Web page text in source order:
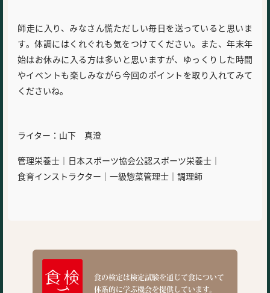
師走に入り、みなさん慌ただしい毎日を送っていると思いま
す。体調にはくれぐれも気をつけてください。また、年末年
始はお休みに入る方は多いと思いますが、ゆっくりした時間
やイベントも楽しみながら今回のポイントを取り入れてみて
くださいね。
ライター：山下 真澄
管理栄養士｜日本スポーツ協会公認スポーツ栄養士｜
食育インストラクター｜一級惣菜管理士｜調理師
食の検定は検定試験を通じて食について
体系的に学ぶ機会を提供しています。